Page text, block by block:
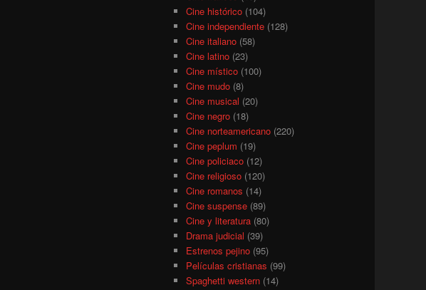
Cine histórico(104)
Cine independiente(128)
Cine italiano(58)
Cine latino(23)
Cine místico(100)
Cine mudo(8)
Cine musical (20)
Cine negro(18)
Cine norteamericano(220)
Cine peplum (19)
Cine policiaco(12)
Cine religioso(120)
Cine romanos (14)
Cine suspense(89)
Cine y literatura(80)
Drama judicial (39)
Estrenos pejino(95)
Películas cristianas (99)
Spaghetti western(14)